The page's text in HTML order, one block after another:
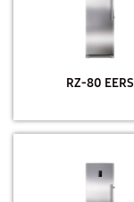
RZ-80 EERS